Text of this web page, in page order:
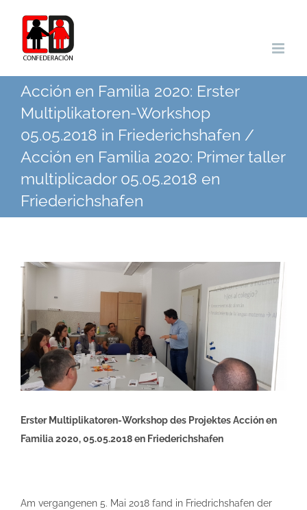
Acción en Familia 2020: Erster
Multiplikatoren-Workshop
05.05.2018 in Friederichshafen /
Acción en Familia 2020: Primer taller
multiplicador 05.05.2018 en
Friederichshafen
Zeige
grösseres
Bild
Erster Multiplikatoren-Workshop des Projektes Acción en
Familia 2020, 05.05.2018 en Friederichshafen
Am vergangenen 5. Mai 2018 fand in Friedrichshafen der